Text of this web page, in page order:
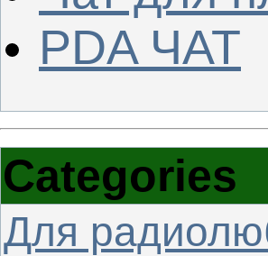
PDA ЧАТ
Categories
Для